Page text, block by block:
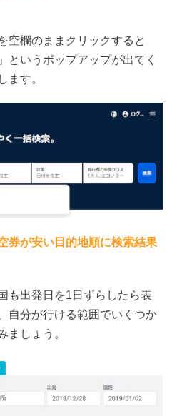
空欄のままクリックすると
というポップアップが出てく
ます。
券が安い目的地順に検索結果
も出発日を1日ずらしたら表
自分が行ける範囲でいくつか
ましょう。